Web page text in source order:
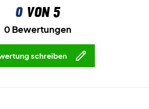
0von 5
0 Bewertungen
schreiben